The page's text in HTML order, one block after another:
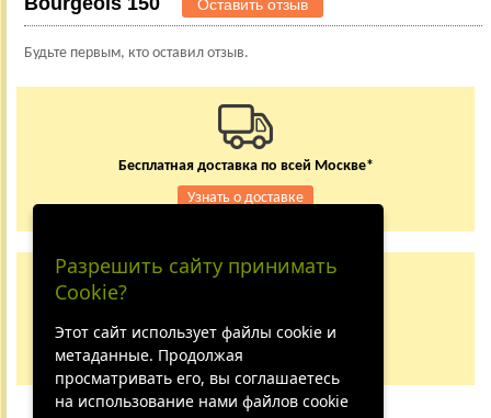
Оставить отзыв
Будьте первым, кто оставил отзыв.
Бесплатная доставка по всей Москве*
Узнать о доставке
Заказывайте по телефону
8 (800) 333-62-84
Не дозвонились?
Разрешить сайту принимать
Cookie?
Этот сайт использует файлы cookie и
метаданные. Продолжая
просматривать его, вы соглашаетесь
на использование нами файлов cookie